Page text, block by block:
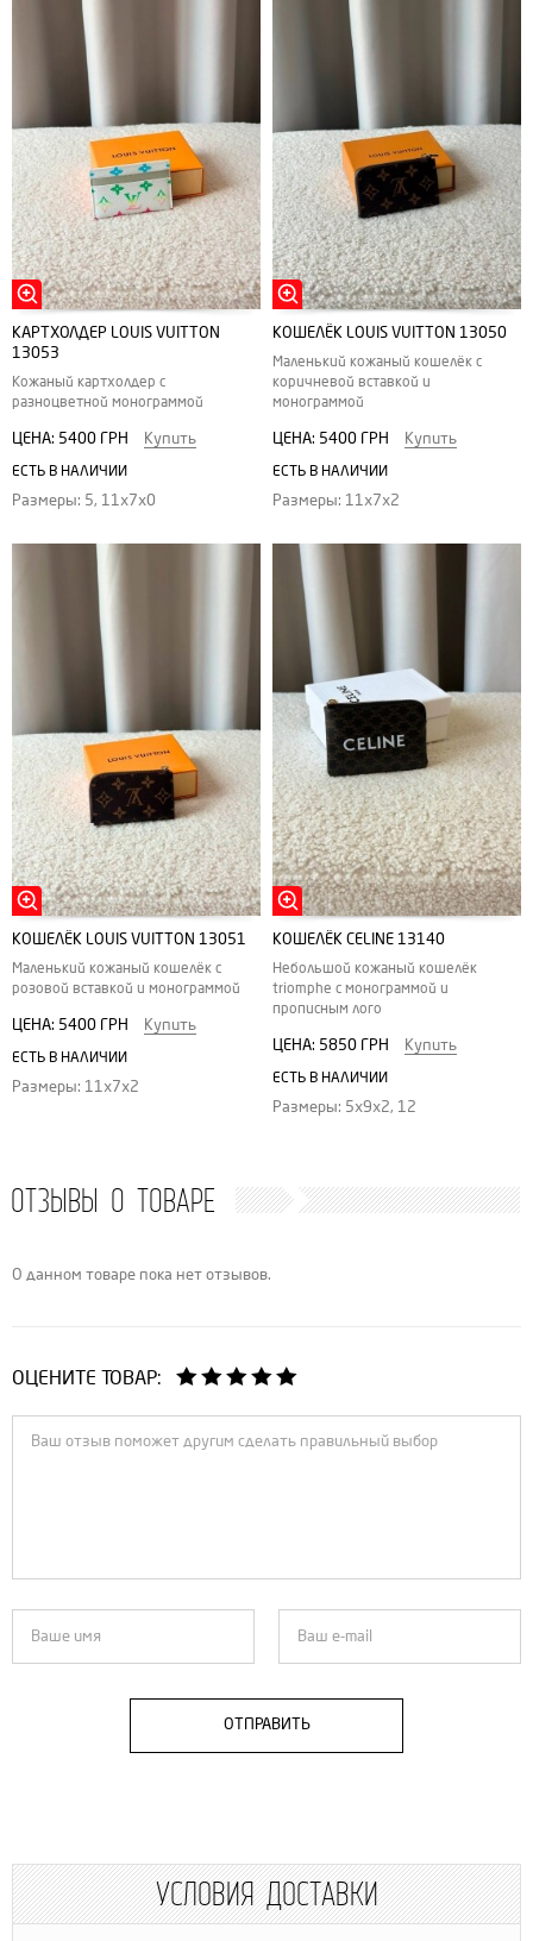
КАРТХОЛДЕР LOUIS VUITTON
13053
Кожаный картхолдер с
разноцветной монограммой
ЦЕНА: 5400 ГРН Купить
ЕСТЬ В НАЛИЧИИ
Размеры: 5, 11х7х0
КОШЕЛЁК LOUIS VUITTON 13050
Маленький кожаный кошелёк с
коричневой вставкой и
монограммой
ЦЕНА: 5400 ГРН Купить
ЕСТЬ В НАЛИЧИИ
Размеры: 11х7х2
КОШЕЛЁК LOUIS VUITTON 13051
Маленький кожаный кошелёк с
розовой вставкой и монограммой
ЦЕНА: 5400 ГРН Купить
ЕСТЬ В НАЛИЧИИ
Размеры: 11х7х2
КОШЕЛЁК CELINE 13140
Небольшой кожаный кошелёк
triomphe с монограммой и
прописным лого
ЦЕНА: 5850 ГРН Купить
ЕСТЬ В НАЛИЧИИ
Размеры: 5х9х2, 12
ОТЗЫВЫ О ТОВАРЕ
О данном товаре пока нет отзывов.
ОЦЕНИТЕ ТОВАР:
ОТПРАВИТЬ
УСЛОВИЯ ДОСТАВКИ